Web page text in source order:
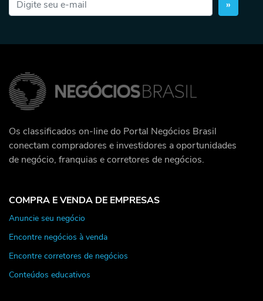
»
Os classificados on-line do Portal Negócios Brasil
conectam compradores e investidores a oportunidades
de negócio, franquias e corretores de negócios.
COMPRA E VENDA DE EMPRESAS
Anuncie seu negócio
Encontre negócios à venda
Encontre corretores de negócios
Conteúdos educativos